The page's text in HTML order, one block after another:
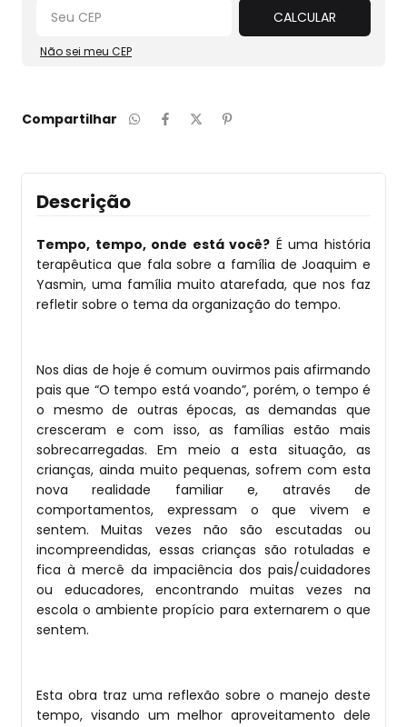
CALCULAR
Não sei meu CEP
Compartilhar
Descrição
Tempo, tempo, onde está você? É uma história
terapêutica que fala sobre a família de Joaquim e
Yasmin, uma família muito atarefada, que nos faz
refletir sobre o tema da organização do tempo.
Nos dias de hoje é comum ouvirmos pais afirmando
pais que “O tempo está voando”, porém, o tempo é
o mesmo de outras épocas, as demandas que
cresceram e com isso, as famílias estão mais
sobrecarregadas. Em meio a esta situação, as
crianças, ainda muito pequenas, sofrem com esta
nova realidade familiar e, através de
comportamentos, expressam o que vivem e
sentem. Muitas vezes não são escutadas ou
incompreendidas, essas crianças são rotuladas e
fica à mercê da impaciência dos pais/cuidadores
ou educadores, encontrando muitas vezes na
escola o ambiente propício para externarem o que
sentem.
Esta obra traz uma reflexão sobre o manejo deste
tempo, visando um melhor aproveitamento dele